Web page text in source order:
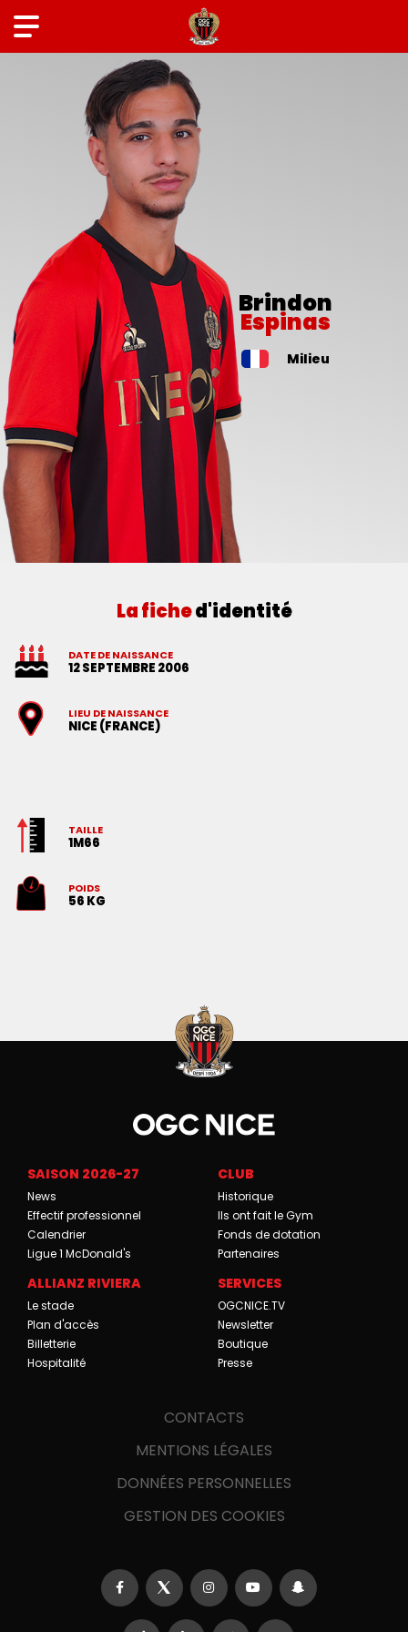
Brindon
Espinas
Milieu
La fiched'identité
DATE DE NAISSANCE
12 SEPTEMBRE 2006
LIEU DE NAISSANCE
NICE (FRANCE)
TAILLE
1M66
POIDS
56 KG
SAISON 2026-27
News
Effectif professionnel
Calendrier
Ligue 1 McDonald's
CLUB
Historique
Ils ont fait le Gym
Fonds de dotation
Partenaires
ALLIANZ RIVIERA
Le stade
Plan d'accès
Billetterie
Hospitalité
SERVICES
OGCNICE.TV
Newsletter
Boutique
Presse
CONTACTS
MENTIONS LÉGALES
DONNÉES PERSONNELLES
GESTION DES COOKIES